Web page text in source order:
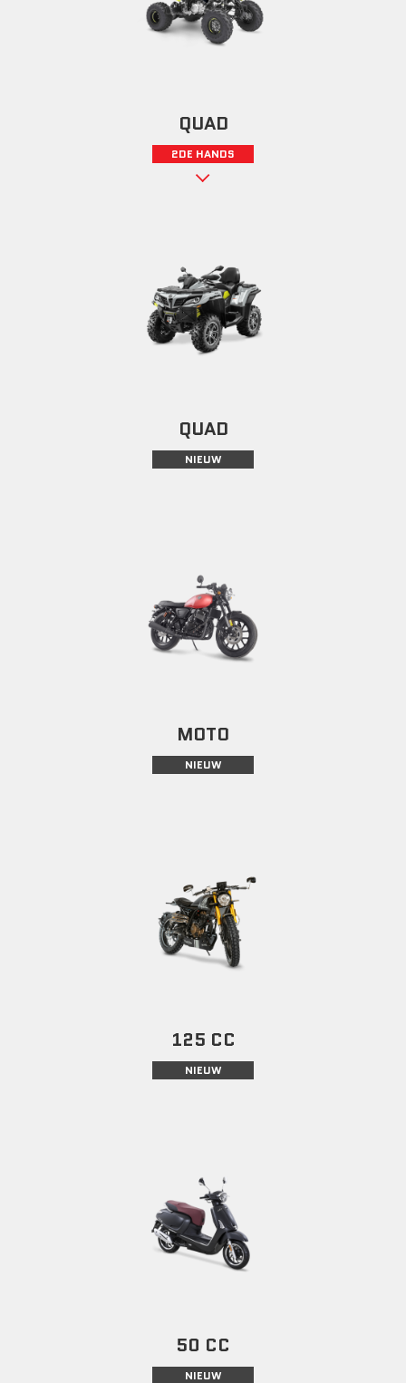
QUAD
2DE HANDS
QUAD
NIEUW
MOTO
NIEUW
125 CC
NIEUW
50 CC
NIEUW